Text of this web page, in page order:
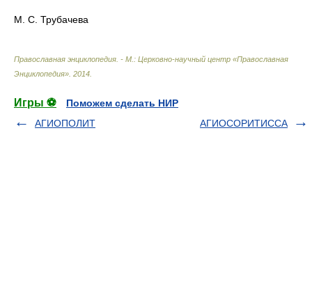
М. С. Трубачева
Православная энциклопедия. - М.: Церковно-научный центр «Православная
Энциклопедия» 2014
Игры ⚽
Поможем сделать НИР
АГИОПОЛИТ
АГИОСОРИТИССА